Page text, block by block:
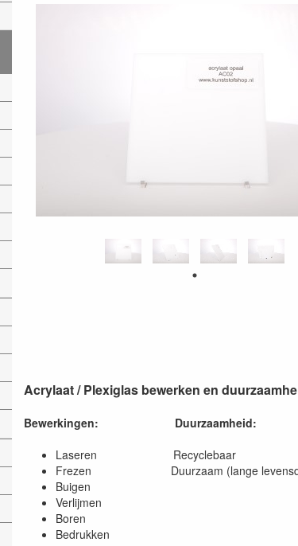
Acrylaat / Plexiglas bewerken en
Bewerkingen:
Duurzaamheid:
Laseren Recyclebaar
Frezen Duurzaam (lange
Buigen
Verlijmen
Boren
Bedrukken